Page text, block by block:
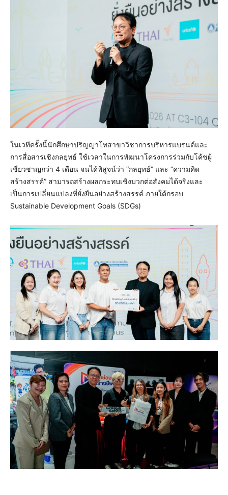
ในเวทีครั้งนี้นักศึกษาปริญญาโทสาขาวิชาการบริหารแบรนด์และ
การสื่อสารเชิงกลยุทธ์ ใช้เวลาในการพัฒนาโครงการร่วมกับโค้ชผู้
เชี่ยวชาญกว่า 4 เดือน จนได้พิสูจน์ว่า “กลยุทธ์” และ “ความคิด
สร้างสรรค์” สามารถสร้างผลกระทบเชิงบวกต่อสังคมได้จริงและ
เป็นการเปลี่ยนแปลงที่ยั่งยืนอย่างสร้างสรรค์ ภายใต้กรอบ
Sustainable Development Goals (SDGs)